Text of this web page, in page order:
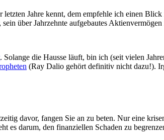
Jahre kennt, dem empfehle ich einen
über Jahrzehnte aufgebautes
. Solange die Hausse läuft, bin ich (seit vielen
(Ray Dalio gehört definitiv nicht dazu!).
davor, fangen Sie an zu beten. Nur eine
es darum, den finanziellen Schaden zu